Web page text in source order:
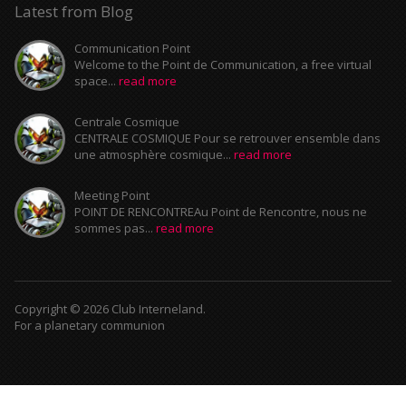
Latest from Blog
Communication Point
Welcome to the Point de Communication, a free virtual
space... read more
Centrale Cosmique
CENTRALE COSMIQUE Pour se retrouver ensemble dans
une atmosphère cosmique... read more
Meeting Point
POINT DE RENCONTREAu Point de Rencontre, nous ne
sommes pas... read more
Copyright © 2026 Club Interneland.
For a planetary communion